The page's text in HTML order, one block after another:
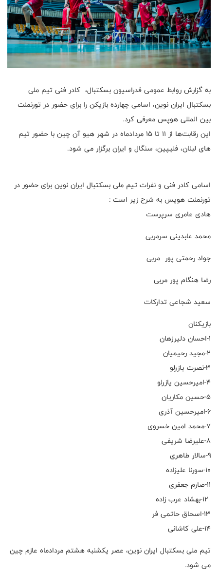
به گزارش روابط عمومی فدراسیون بسکتبال، کادر فنی تیم ملی
بسکتبال ایران نوین، اسامی چهارده بازیکن را برای حضور در تورنمنت
بین المللی هوپس معرفی کرد.
این رقابت‌ها از ۱۱ تا ۱۵ مردادماه در شهر هیو آن چین با حضور تیم
های لبنان، فلیپین، سنگال و ایران برگزار می شود.
اسامی کادر فنی و نفرات تیم ملی بسکتبال ایران نوین برای حضور در
تورنمنت هوپس به شرح زیر است :
هادی عامری سرپرست
محمد عابدینی سرمربی
جواد رحمتی پور مربی
رضا هنگام پور مربی
سعید شجاعی تدارکات
بازیکنان
۱-احسان دلیرزهان
۲-مجید رحیمیان
۳-نصرت یازرلو
۴-امیرحسین یازرلو
۵-حسین مکاریان
۶-امیرحسین آذری
۷-محمد امین خسروی
۸-علیرضا شریفی
۹-سالار طاهری
۱۰-سورنا علیزاده
۱۱-صارم جعفری
۱۳-اسحاق حاتمی فر
۱۴-علی کاشانی
تیم ملی بسکتبال ایران نوین، عصر یکشنبه هشتم مردادماه عازم چین
می شود.